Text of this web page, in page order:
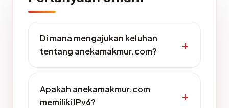
Di mana mengajukan keluhan
tentang anekamakmur.com?
Apakah anekamakmur.com
memiliki IPv6?